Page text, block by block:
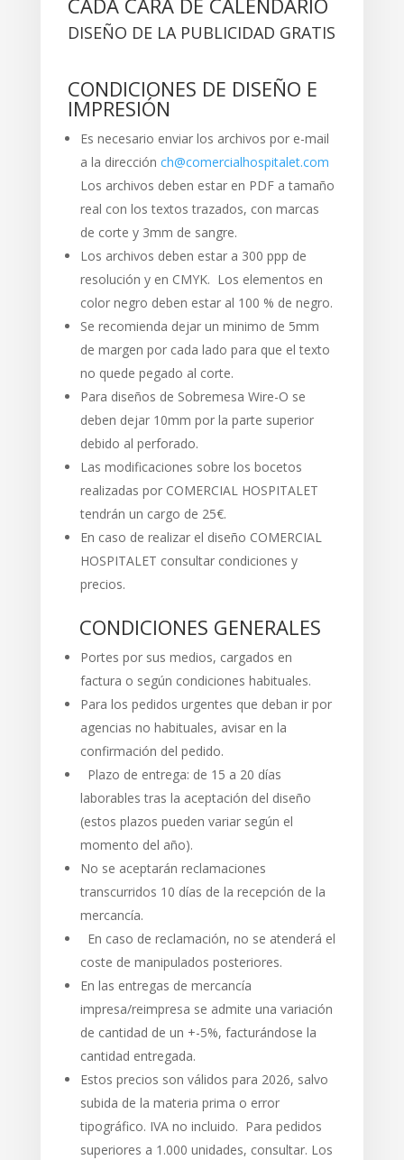
CADA CARA DE CALENDARIO
DISEÑO DE LA PUBLICIDAD GRATIS
CONDICIONES DE DISEÑO E
IMPRESIÓN
Es necesario enviar los archivos por e-mail
a la dirección ch@comercialhospitalet.com
Los archivos deben estar en PDF a tamaño
real con los textos trazados, con marcas
de corte y 3mm de sangre.
Los archivos deben estar a 300 ppp de
resolución y en CMYK. Los elementos en
color negro deben estar al 100 % de negro.
Se recomienda dejar un minimo de 5mm
de margen por cada lado para que el texto
no quede pegado al corte.
Para diseños de Sobremesa Wire-O se
deben dejar 10mm por la parte superior
debido al perforado.
Las modificaciones sobre los bocetos
realizadas por COMERCIAL HOSPITALET
tendrán un cargo de 25€.
En caso de realizar el diseño COMERCIAL
HOSPITALET consultar condiciones y
precios.
CONDICIONES GENERALES
Portes por sus medios, cargados en
factura o según condiciones habituales.
Para los pedidos urgentes que deban ir por
agencias no habituales, avisar en la
confirmación del pedido.
Plazo de entrega: de 15 a 20 días
laborables tras la aceptación del diseño
(estos plazos pueden variar según el
momento del año).
No se aceptarán reclamaciones
transcurridos 10 días de la recepción de la
mercancía.
En caso de reclamación, no se atenderá el
coste de manipulados posteriores.
En las entregas de mercancía
impresa/reimpresa se admite una variación
de cantidad de un +-5%, facturándose la
cantidad entregada.
Estos precios son válidos para 2026, salvo
subida de la materia prima o error
tipográfico. IVA no incluido. Para pedidos
superiores a 1.000 unidades, consultar. Los